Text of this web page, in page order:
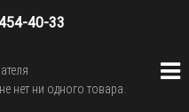
40-33
нет ни одного товара.